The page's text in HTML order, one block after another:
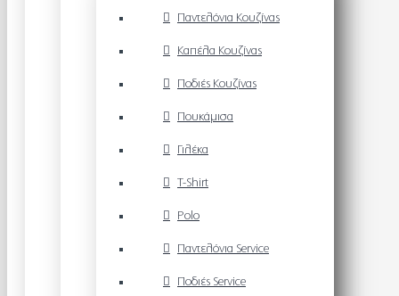
Παντελόνια Κουζίνας
Καπέλα Κουζίνας
Ποδιές Κουζίνας
Πουκάμισα
Γιλέκα
T-Shirt
Polo
Παντελόνια Service
Ποδιές Service